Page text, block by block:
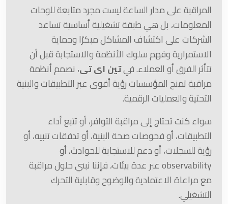
المراقبة على مدار الساعة ليست مجرد متابعة للوحات
المعلومات، بل هي طبقة تشغيلية أساسية تساعد
الشركات على اكتشاف المشاكل مبكرًا وحماية
الاستمرارية وفهم سلوك الأنظمة والاستجابة قبل أن
تتأثر الفرق أو العملاء. فيتين اى تى، نصمم أنظمة
مراقبة تمنح المؤسسات رؤية أقوى عبر التطبيقات والبنية
التحتية والعمليات الرقمية.
سواء كنت تحتاج إلى مراقبة التوافر، أو تتبع أداء
التطبيقات، أو فحوصات صحة البنية، أو تدفقات تنبيه، أو
رؤية للسجلات، أو دعم للاستجابة للحوادث، أو
observability عبر عدة بيئات، فإننا نبني حلول مراقبة
مع مراعاة الاعتمادية والوضوح وقابلية التحرك
التشغيلي.